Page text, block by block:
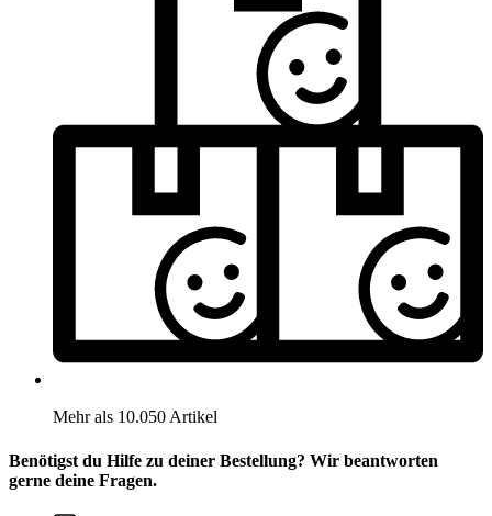
Mehr als 10.050 Artikel
Benötigst du Hilfe zu deiner Bestellung? Wir beantworten
gerne deine Fragen.